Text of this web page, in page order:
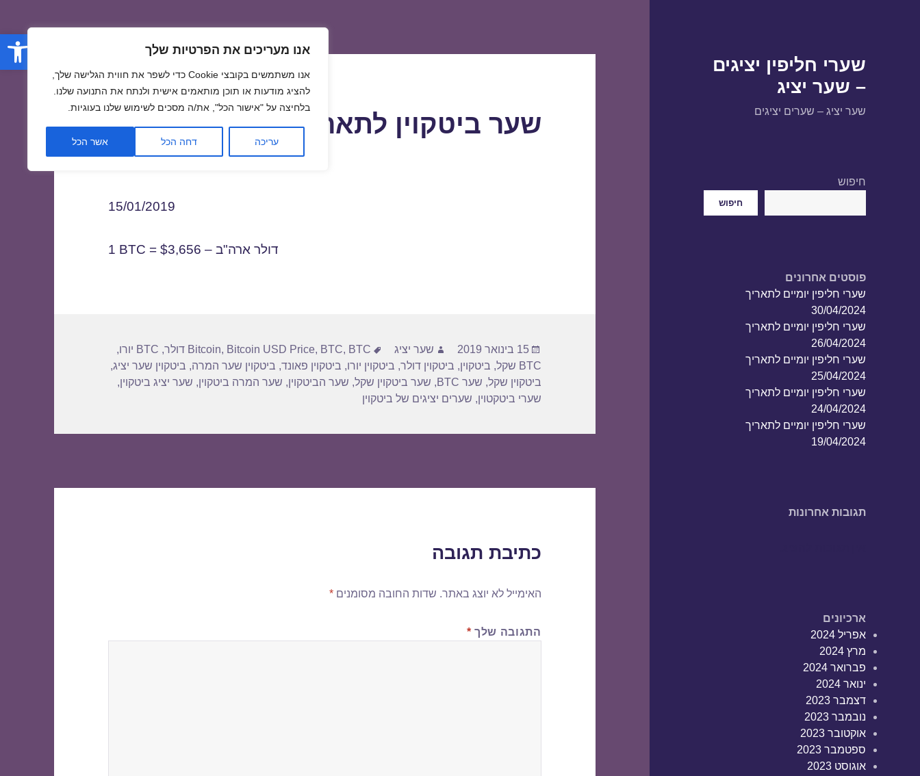
פתח אנו מעריכים את הפרטיות שלך
אנו משתמשים בקובצי Cookie כדי לשפר את חווית הגלישה שלך,
להציג מודעות או תוכן מותאמים אישית ולנתח את התנועה שלנו.
בלחיצה על "אישור הכל", את/ה מסכים לשימוש שלנו בעוגיות.
עריכה דחה הכל אשר הכל
שערי חליפין יציגים
– שער יציג
שער יציג – שערים יציגים
חיפוש
חיפוש
פוסטים אחרונים
שערי חליפין יומיים לתאריך
30/04/2024
שערי חליפין יומיים לתאריך
26/04/2024
שערי חליפין יומיים לתאריך
25/04/2024
שערי חליפין יומיים לתאריך
24/04/2024
שערי חליפין יומיים לתאריך
19/04/2024
תגובות אחרונות
ארכיונים
אפריל 2024
מרץ 2024
פברואר 2024
ינואר 2024
דצמבר 2023
נובמבר 2023
אוקטובר 2023
ספטמבר 2023
אוגוסט 2023
שער ביטקוין לתאריך 15/01/2019
15/01/2019
1 BTC = $3,656 – דולר ארה"ב
פורסם
בתאריך
15 בינואר 2019 מחבר
שער יציג תגיות Bitcoin, Bitcoin USD Price, BTC, BTC דולר , BTC יורו
,
BTC שקל
, ביטקוין, ביטקוין דולר, ביטקוין יורו, ביטקוין פאונד, ביטקוין שער המרה, ביטקוין שער יציג,
ביטקוין שקל, שער BTC , שער ביטקוין שקל, שער הביטקוין, שער המרה ביטקוין, שער יציג ביטקוין,
שערי ביטקטוין, שערים יציגים של ביטקוין
כתיבת תגובה
האימייל לא יוצג באתר. שדות החובה מסומנים*
התגובה שלך *